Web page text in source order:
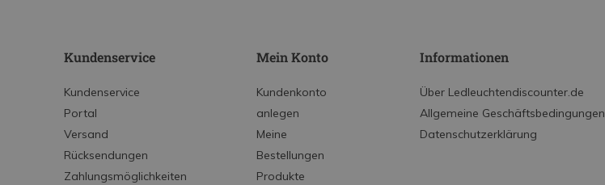
Kundenservice
Kundenservice
Portal
Versand
Rücksendungen
Zahlungsmöglichkeiten
Mein Konto
Kundenkonto
anlegen
Meine
Bestellungen
Produkte
Informationen
Über Ledleuchtendiscounter.de
Allgemeine Geschäftsbedingungen
Datenschutzerklärung